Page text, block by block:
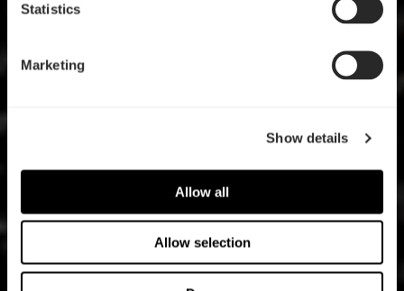
Statistics
Marketing
Show details
Allow all
Allow selection